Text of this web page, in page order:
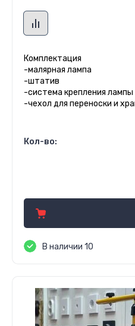
Комплектация
-малярная лампа
-штатив
-система крепления
-чехол для переноски и
Кол-во:
В наличии 10